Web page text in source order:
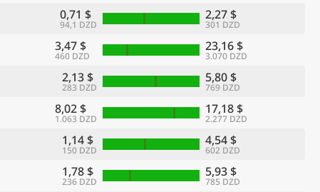
0,71 $
94,1 DZD
2,27 $
301 DZD
3,47 $
460 DZD
23,16 $
3.070 DZD
2,13 $
283 DZD
5,80 $
769 DZD
8,02 $
1.063 DZD
17,18 $
2.277 DZD
1,14 $
150 DZD
4,54 $
602 DZD
1,78 $
236 DZD
5,93 $
785 DZD